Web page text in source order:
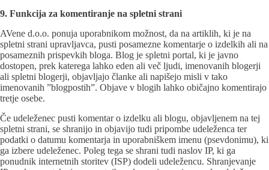
9. Funkcija za komentiranje na spletni strani
AVene d.o.o. ponuja uporabnikom možnost, da na artiklih, ki je na
spletni strani upravljavca, pusti posamezne komentarje o izdelkih ali na
posameznih prispevkih bloga. Blog je spletni portal, ki je javno
dostopen, prek katerega lahko eden ali več ljudi, imenovanih blogerji
ali spletni blogerji, objavljajo članke ali napišejo misli v tako
imenovanih ”blogpostih”. Objave v blogih lahko običajno komentirajo
tretje osebe.
Če udeleženec pusti komentar o izdelku ali blogu, objavljenem na tej
spletni strani, se shranijo in objavijo tudi pripombe udeleženca ter
podatki o datumu komentarja in uporabniškem imenu (psevdonimu), ki
ga izbere udeleženec. Poleg tega se shrani tudi naslov IP, ki ga
ponudnik internetnih storitev (ISP) dodeli udeležencu. Shranjevanje